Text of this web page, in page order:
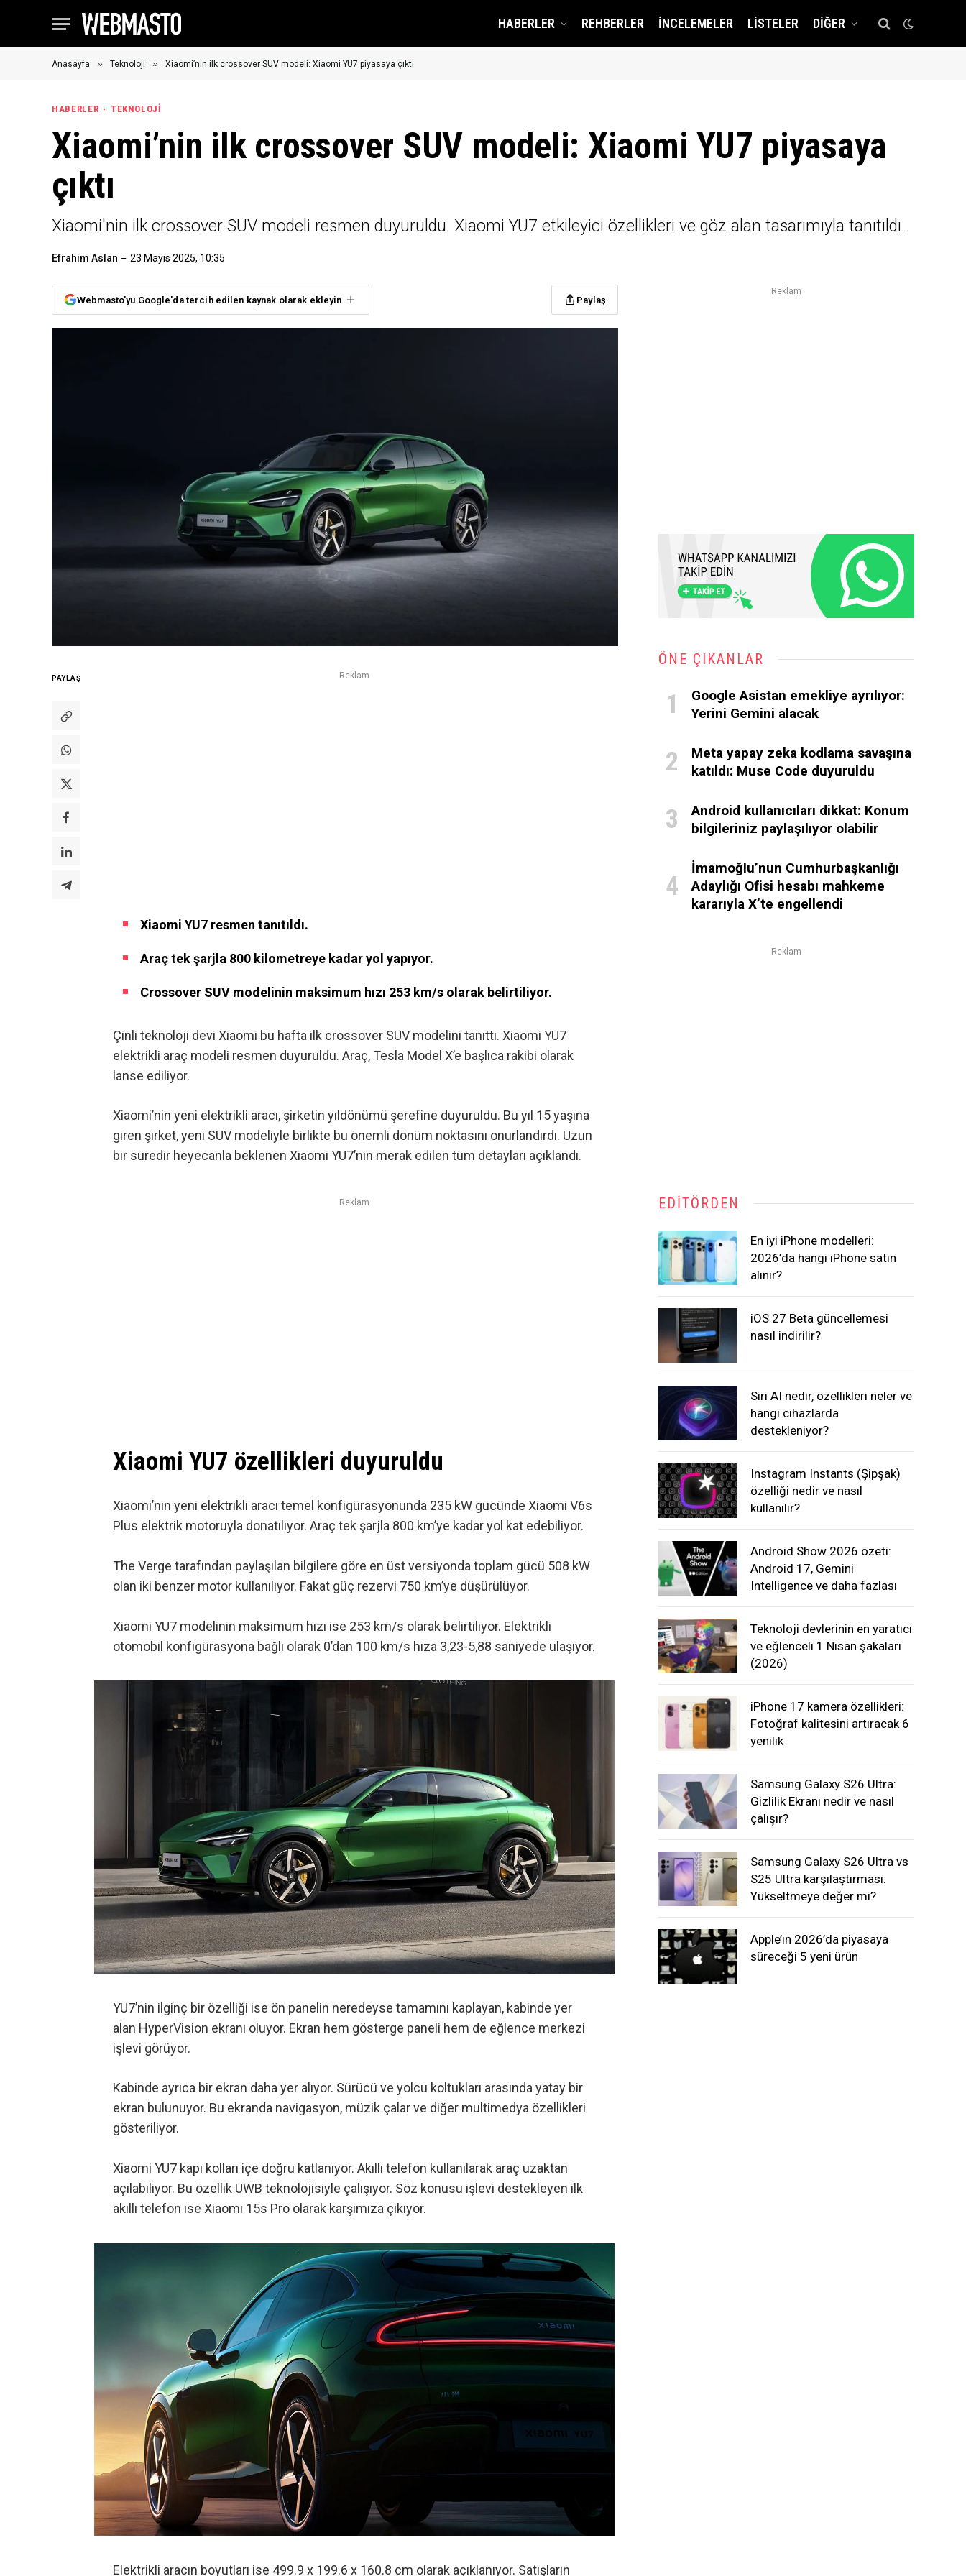
HABERLER REHBERLER İNCELEMELER LISTELER DIĞER
Anasayfa » Teknoloji » Xiaomi’nin ilk crossover SUV modeli: Xiaomi YU7 piyasaya çıktı
HABERLER TEKNOLOJI
Xiaomi’nin ilk crossover SUV modeli: Xiaomi YU7 piyasaya
çıktı
Xiaomi'nin ilk crossover SUV modeli resmen duyuruldu. Xiaomi YU7 etkileyici özellikleri ve göz alan tasarımıyla tanıtıldı.
Efrahim Aslan 23 Mayıs 2025, 10:35
Webmasto'yu Google'da tercih edilen kaynak olarak ekleyin Paylaş
PAYLAŞ Reklam
Xiaomi YU7 resmen tanıtıldı.
Araç tek şarjla 800 kilometreye kadar yol yapıyor.
Crossover SUV modelinin maksimum hızı 253 km/s olarak belirtiliyor.
Çinli teknoloji devi Xiaomi bu hafta ilk crossover SUV modelini tanıttı. Xiaomi YU7
elektrikli araç modeli resmen duyuruldu. Araç, Tesla Model X’e başlıca rakibi olarak
lanse ediliyor.
Xiaomi’nin yeni elektrikli aracı, şirketin yıldönümü şerefine duyuruldu. Bu yıl 15 yaşına
giren şirket, yeni SUV modeliyle birlikte bu önemli dönüm noktasını onurlandırdı. Uzun
bir süredir heyecanla beklenen Xiaomi YU7’nin merak edilen tüm detayları açıklandı.
Reklam
Xiaomi YU7 özellikleri duyuruldu
Xiaomi’nin yeni elektrikli aracı temel konfigürasyonunda 235 kW gücünde Xiaomi V6s
Plus elektrik motoruyla donatılıyor. Araç tek şarjla 800 km’ye kadar yol kat edebiliyor.
The Verge tarafından paylaşılan bilgilere göre en üst versiyonda toplam gücü 508 kW
olan iki benzer motor kullanılıyor. Fakat güç rezervi 750 km’ye düşürülüyor.
Xiaomi YU7 modelinin maksimum hızı ise 253 km/s olarak belirtiliyor. Elektrikli
otomobil konfigürasyona bağlı olarak 0’dan 100 km/s hıza 3,23-5,88 saniyede ulaşıyor.
YU7’nin ilginç bir özelliği ise ön panelin neredeyse tamamını kaplayan, kabinde yer
alan HyperVision ekranı oluyor. Ekran hem gösterge paneli hem de eğlence merkezi
işlevi görüyor.
Kabinde ayrıca bir ekran daha yer alıyor. Sürücü ve yolcu koltukları arasında yatay bir
ekran bulunuyor. Bu ekranda navigasyon, müzik çalar ve diğer multimedya özellikleri
gösteriliyor.
Xiaomi YU7 kapı kolları içe doğru katlanıyor. Akıllı telefon kullanılarak araç uzaktan
açılabiliyor. Bu özellik UWB teknolojisiyle çalışıyor. Söz konusu işlevi destekleyen ilk
akıllı telefon ise Xiaomi 15s Pro olarak karşımıza çıkıyor.
Elektrikli aracın boyutları ise 499.9 x 199.6 x 160.8 cm olarak açıklanıyor. Satışların
Reklam
ÖNE ÇIKANLAR
Google Asistan emekliye ayrılıyor:
Yerini Gemini alacak
Meta yapay zeka kodlama savaşına
katıldı: Muse Code duyuruldu
Android kullanıcıları dikkat: Konum
bilgileriniz paylaşılıyor olabilir
İmamoğlu’nun Cumhurbaşkanlığı
Adaylığı Ofisi hesabı mahkeme
kararıyla X’te engellendi
Reklam
EDITÖRDEN
En iyi iPhone modelleri:
2026’da hangi iPhone satın
alınır?
iOS 27 Beta güncellemesi
nasıl indirilir?
Siri AI nedir, özellikleri neler ve
hangi cihazlarda
destekleniyor?
Instagram Instants (Şipşak)
özelliği nedir ve nasıl
kullanılır?
Android Show 2026 özeti:
Android 17, Gemini
Intelligence ve daha fazlası
Teknoloji devlerinin en yaratıcı
ve eğlenceli 1 Nisan şakaları
(2026)
iPhone 17 kamera özellikleri:
Fotoğraf kalitesini artıracak 6
yenilik
Samsung Galaxy S26 Ultra:
Gizlilik Ekranı nedir ve nasıl
çalışır?
Samsung Galaxy S26 Ultra vs
S25 Ultra karşılaştırması:
Yükseltmeye değer mi?
Apple’ın 2026’da piyasaya
süreceği 5 yeni ürün